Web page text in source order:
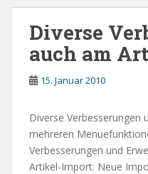
Diverse
auch am
15. Januar 2010
Diverse Verbesserungen
mehreren
Verbesserungen und
Artikel-Import: Neue